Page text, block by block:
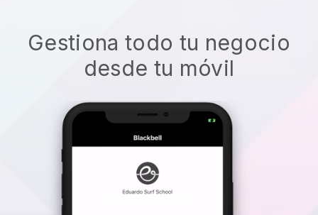
Gestiona todo tu negocio
desde tu móvil